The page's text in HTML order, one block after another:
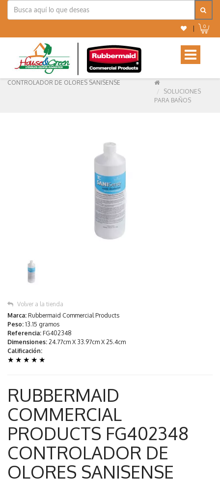
0
Toggle
navigation
CONTROLADOR DE OLORES SANISENSE
SOLUCIONES
PARA BAÑOS
Volver a la tienda
Marca: Rubbermaid Commercial Products
Peso: 13.15 gramos
Referencia: FG402348
Dimensiones: 24.77cm X 33.97cm X 25.4cm
Calificación:
★ ★ ★ ★ ★
RUBBERMAID
COMMERCIAL
PRODUCTS FG402348
CONTROLADOR DE
OLORES SANISENSE